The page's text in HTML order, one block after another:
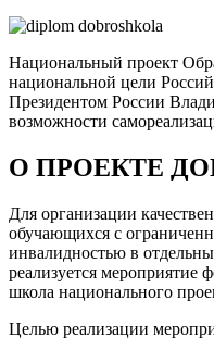
Национальный проект
национальной цели
Президентом России
возможности
О ПРОЕКТЕ
Для организации
обучающихся с
инвалидностью в
реализуется мероприятие
школа национального
Целью реализации